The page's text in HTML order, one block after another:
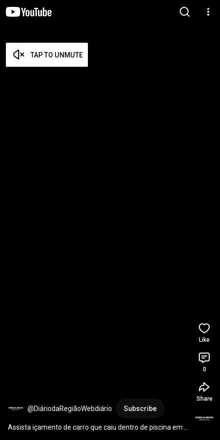
TAP TO UNMUTE
@DiáriodaRegiãoWebdiário Subscribe
Assista içamento de carro que caiu dentro de piscina em
Like
0
Share